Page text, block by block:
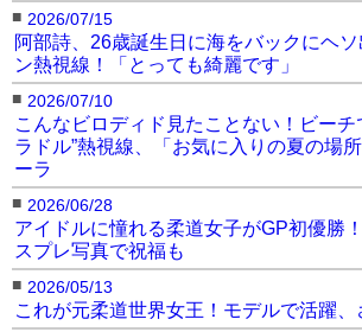
◀︎ビロディドの記事に戻る
■ 2026/07/15
阿部詩、26歳誕生日に海をバックにヘ
ン熱視線！「とっても綺麗です」
■ 2026/07/10
こんなビロディド見たことない！ビーチ
ラドル”熱視線、「お気に入りの夏の場
ーラ
■ 2026/06/28
アイドルに憧れる柔道女子がGP初優勝
スプレ写真で祝福も
■ 2026/05/13
これが元柔道世界女王！モデルで活躍、